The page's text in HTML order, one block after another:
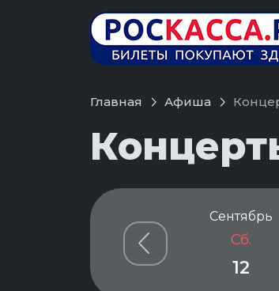
Главная Афиша
Сентябрь
Сб.
12